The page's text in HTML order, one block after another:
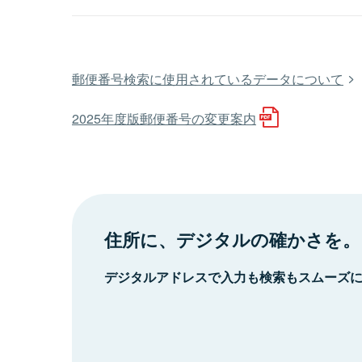
郵便番号検索に使用されているデータについて
2025年度版郵便番号の変更案内
住所に、デジタルの確かさを。
デジタルアドレスで入力も検索もスムーズ